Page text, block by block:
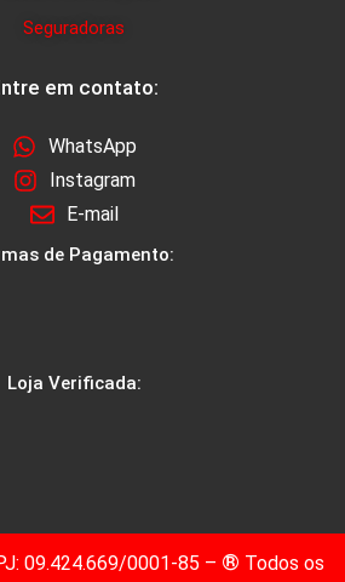
Seguradoras
em contato:
WhatsApp
Instagram
E-mail
de Pagamento:
Loja Verificada:
09.424.669/0001-85 – ® Todos os